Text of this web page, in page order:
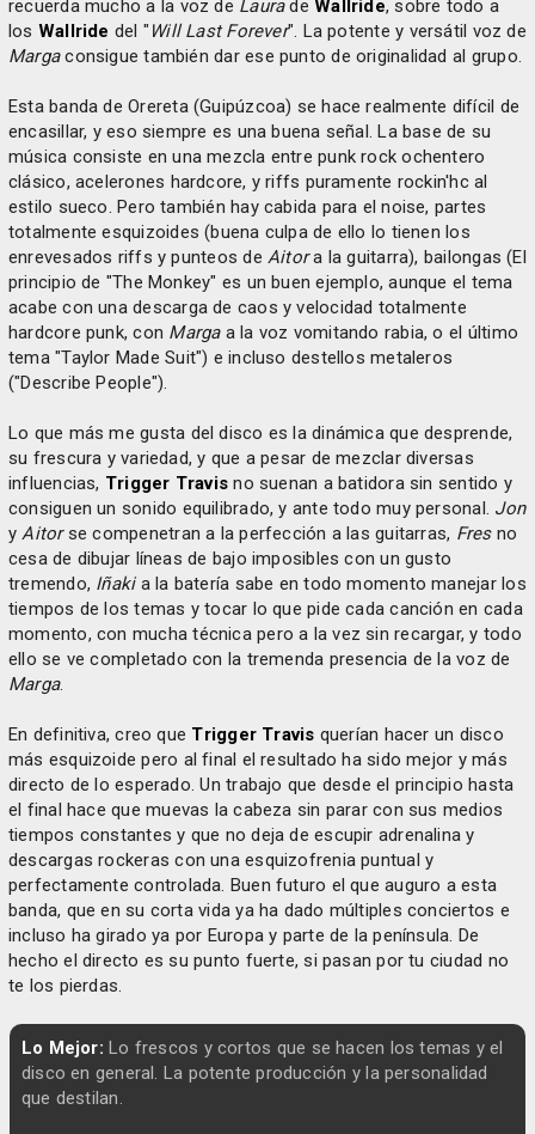
recuerda mucho a la voz de LauradeWallride, sobre todo a
los Wallride del " Will Last Forever". La potente y versátil voz de
Margaconsigue también dar ese punto de originalidad al grupo.
Esta banda de Orereta (Guipúzcoa) se hace realmente difícil de
encasillar, y eso siempre es una buena señal. La base de su
música consiste en una mezcla entre punk rock ochentero
clásico, acelerones hardcore, y riffs puramente rockin'hc al
estilo sueco. Pero también hay cabida para el noise, partes
totalmente esquizoides (buena culpa de ello lo tienen los
enrevesados riffs y punteos de Aitora la guitarra), bailongas (El
principio de "The Monkey" es un buen ejemplo, aunque el tema
acabe con una descarga de caos y velocidad totalmente
hardcore punk, con Margaa la voz vomitando rabia, o el último
tema "Taylor Made Suit") e incluso destellos metaleros
("Describe People").
Lo que más me gusta del disco es la dinámica que desprende,
su frescura y variedad, y que a pesar de mezclar diversas
influencias, Trigger Travis no suenan a batidora sin sentido y
consiguen un sonido equilibrado, y ante todo muy personal. Jon
yAitorse compenetran a la perfección a las guitarras, Fresno
cesa de dibujar líneas de bajo imposibles con un gusto
tremendo, Iñakia la batería sabe en todo momento manejar los
tiempos de los temas y tocar lo que pide cada canción en cada
momento, con mucha técnica pero a la vez sin recargar, y todo
ello se ve completado con la tremenda presencia de la voz de
Marga.
En definitiva, creo que Trigger Travis querían hacer un disco
más esquizoide pero al final el resultado ha sido mejor y más
directo de lo esperado. Un trabajo que desde el principio hasta
el final hace que muevas la cabeza sin parar con sus medios
tiempos constantes y que no deja de escupir adrenalina y
descargas rockeras con una esquizofrenia puntual y
perfectamente controlada. Buen futuro el que auguro a esta
banda, que en su corta vida ya ha dado múltiples conciertos e
incluso ha girado ya por Europa y parte de la península. De
hecho el directo es su punto fuerte, si pasan por tu ciudad no
te los pierdas.
Lo Mejor: Lo frescos y cortos que se hacen los temas y el
disco en general. La potente producción y la personalidad
que destilan.